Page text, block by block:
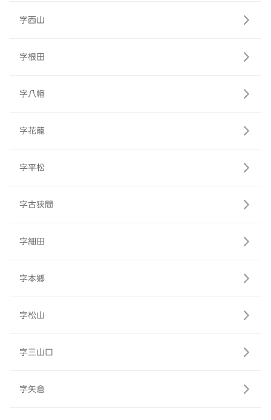
字西山
字根田
字八幡
字花籠
字平松
字古狭間
字細田
字本郷
字松山
字三山口
字矢倉